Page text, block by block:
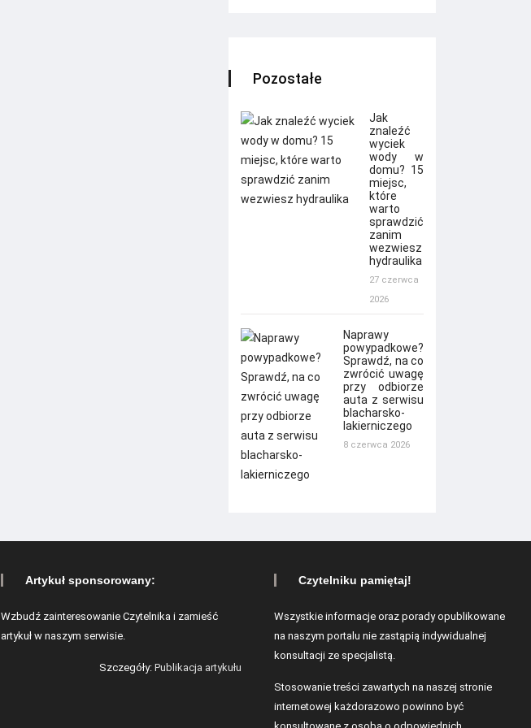
Pozostałe
Jak
znaleźć
wyciek
wody w
domu? 15
miejsc,
które
warto
sprawdzić
zanim
wezwiesz
hydraulika
27 czerwca
2026
Naprawy
powypadkowe?
Sprawdź, na co
zwrócić uwagę
przy odbiorze
auta z serwisu
blacharsko-
lakierniczego
8 czerwca 2026
Artykuł sponsorowany:
Wzbudź zainteresowanie Czytelnika i zamieść
artykuł w naszym serwisie.
Szczegóły: Publikacja artykułu
Czytelniku pamiętaj!
Wszystkie informacje oraz porady opublikowane
na naszym portalu nie zastąpią indywidualnej
konsultacji ze specjalistą.
Stosowanie treści zawartych na naszej stronie
internetowej każdorazowo powinno być